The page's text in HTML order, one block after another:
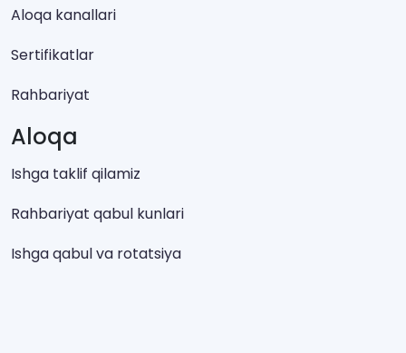
Aloqa kanallari
Sertifikatlar
Rahbariyat
Aloqa
Ishga taklif qilamiz
Rahbariyat qabul kunlari
Ishga qabul va rotatsiya